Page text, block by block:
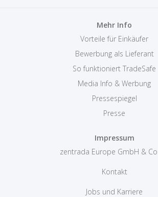
Mehr Info
Vorteile für Einkäufer
Bewerbung als Lieferant
So funktioniert TradeSafe
Media Info & Werbung
Pressespiegel
Presse
Impressum
zentrada Europe GmbH & Co
Kontakt
Jobs und Karriere